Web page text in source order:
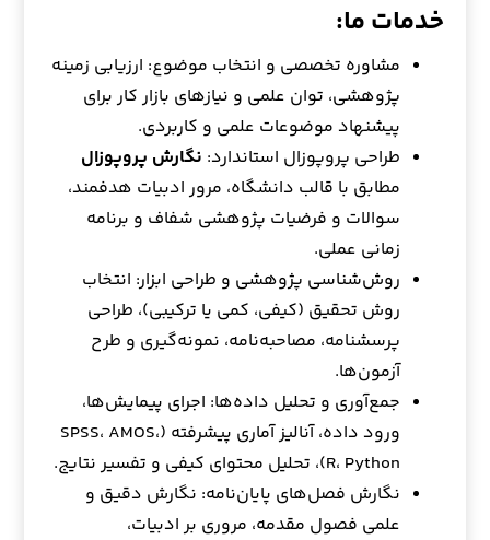
خدمات ما:
مشاوره تخصصی و انتخاب موضوع: ارزیابی زمینه
پژوهشی، توان علمی و نیازهای بازار کار برای
پیشنهاد موضوعات علمی و کاربردی.
طراحی پروپوزال استاندارد: نگارش پروپوزال
مطابق با قالب دانشگاه، مرور ادبیات هدفمند،
سوالات و فرضیات پژوهشی شفاف و برنامه
زمانی عملی.
روش‌شناسی پژوهشی و طراحی ابزار: انتخاب
روش تحقیق (کیفی، کمی یا ترکیبی)، طراحی
پرسشنامه، مصاحبه‌نامه، نمونه‌گیری و طرح
آزمون‌ها.
جمع‌آوری و تحلیل داده‌ها: اجرای پیمایش‌ها،
ورود داده، آنالیز آماری پیشرفته (SPSS، AMOS،
R، Python)، تحلیل محتوای کیفی و تفسیر نتایج.
نگارش فصل‌های پایان‌نامه: نگارش دقیق و
علمی فصول مقدمه، مروری بر ادبیات،